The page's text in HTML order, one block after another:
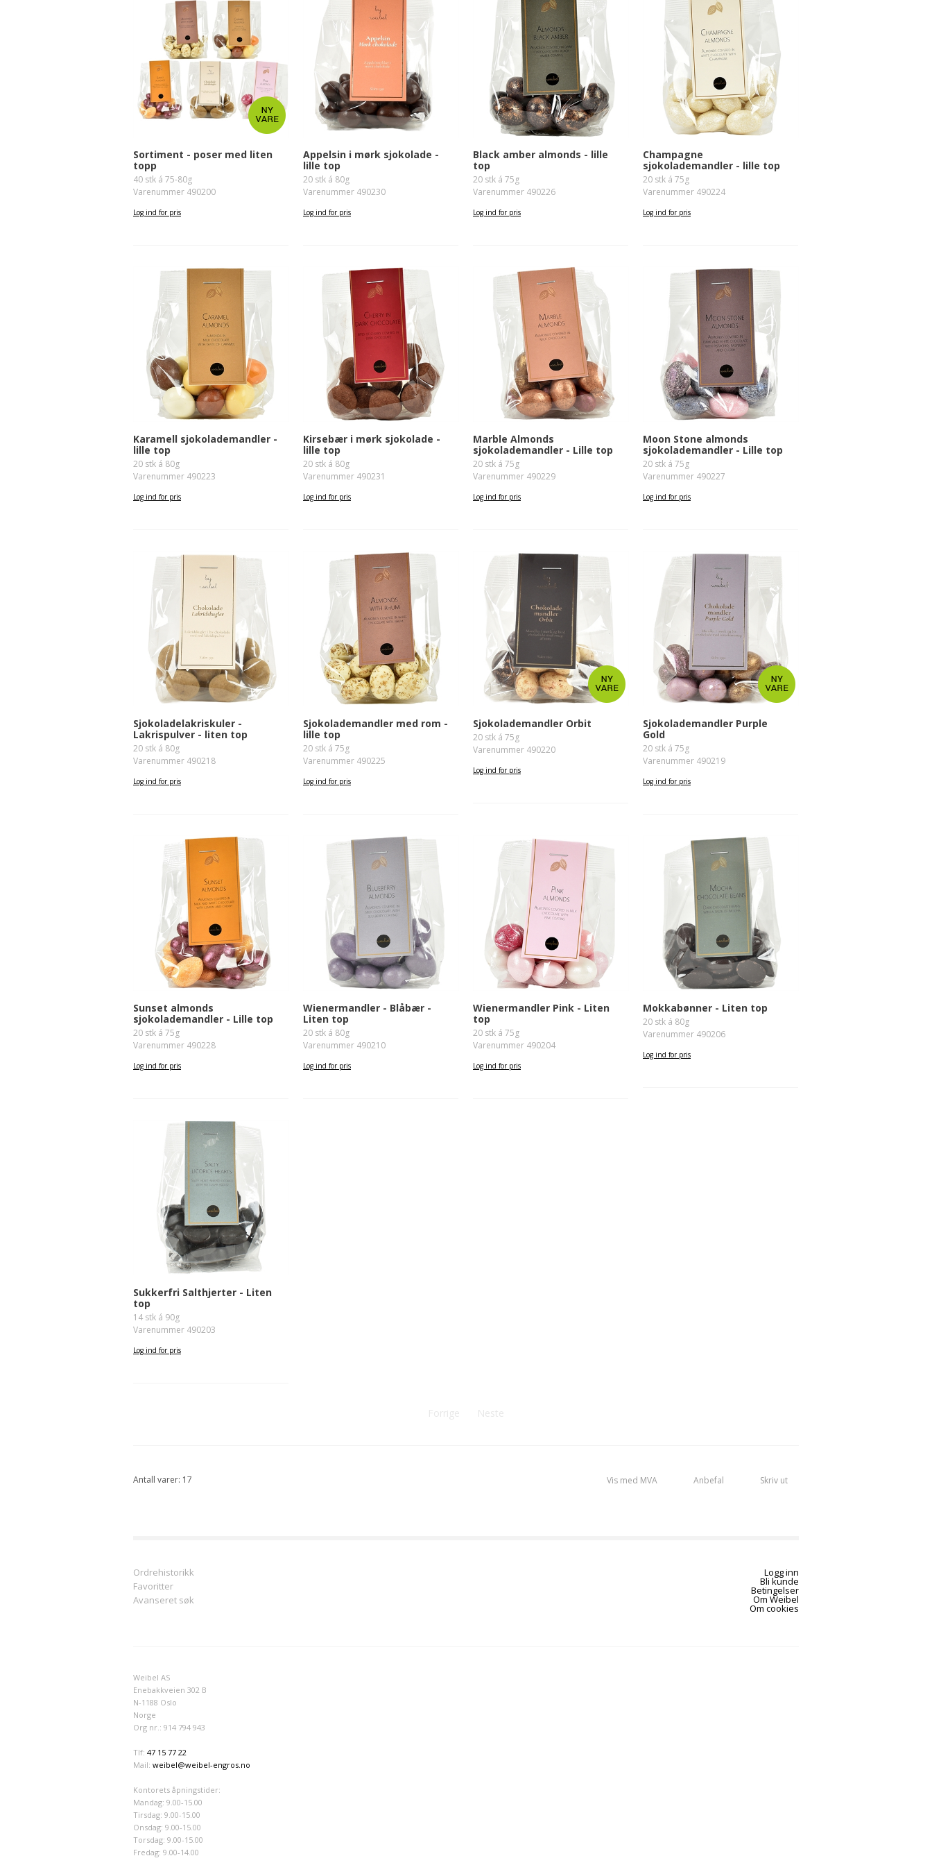
Sjokoladefantasi
Sukkerfri lakris og lakris uten tillsat sukker
Kafé sjokolade
Sukkerfri lakris og lakris uten tillsat sukker
Sortiment - poser med liten
topp
40 stk á 75-80g
Varenummer 490200
Log ind for pris
Appelsin i mørk sjokolade -
lille top
20 stk á 80g
Varenummer 490230
Log ind for pris
Black amber almonds - lille
top
20 stk á 75g
Varenummer 490226
Log ind for pris
Champagne
sjokolademandler - lille top
20 stk á 75g
Varenummer 490224
Log ind for pris
Karamell sjokolademandler -
lille top
20 stk á 80g
Varenummer 490223
Log ind for pris
Kirsebær i mørk sjokolade -
lille top
20 stk á 80g
Varenummer 490231
Log ind for pris
Marble Almonds
sjokolademandler - Lille top
20 stk á 75g
Varenummer 490229
Log ind for pris
Moon Stone almonds
sjokolademandler - Lille top
20 stk á 75g
Varenummer 490227
Log ind for pris
Sjokoladelakriskuler -
Lakrispulver - liten top
20 stk á 80g
Varenummer 490218
Log ind for pris
Sjokolademandler med rom -
lille top
20 stk á 75g
Varenummer 490225
Log ind for pris
Sjokolademandler Orbit
20 stk á 75g
Varenummer 490220
Log ind for pris
Sjokolademandler Purple
Gold
20 stk á 75g
Varenummer 490219
Log ind for pris
Sunset almonds
sjokolademandler - Lille top
20 stk á 75g
Varenummer 490228
Log ind for pris
Wienermandler - Blåbær -
Liten top
20 stk á 80g
Varenummer 490210
Log ind for pris
Wienermandler Pink - Liten
top
20 stk á 75g
Varenummer 490204
Log ind for pris
Mokkabønner - Liten top
20 stk á 80g
Varenummer 490206
Log ind for pris
Sukkerfri Salthjerter - Liten
top
14 stk á 90g
Varenummer 490203
Log ind for pris
Forrige Neste
Antall varer: 17 Vis med MVA Anbefal Skriv ut
Ordrehistorikk
Favoritter
Avanseret søk
Logg inn
Bli kunde
Betingelser
Om Weibel
Om cookies
Weibel AS
Enebakkveien 302 B
N-1188 Oslo
Norge
Org nr.: 914 794 943
Tlf: 47 15 77 22
Mail: weibel@weibel-engros.no
Kontorets åpningstider:
Mandag: 9.00-15.00
Tirsdag: 9.00-15.00
Onsdag: 9.00-15.00
Torsdag: 9.00-15.00
Fredag: 9.00-14.00